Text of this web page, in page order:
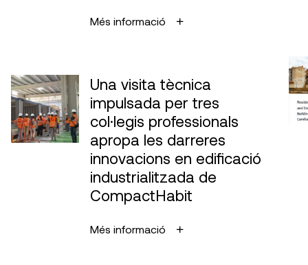
Més informació
Una visita tècnica
impulsada per tres
col·legis professionals
apropa les darreres
innovacions en edificació
industrialitzada de
CompactHabit
Més informació